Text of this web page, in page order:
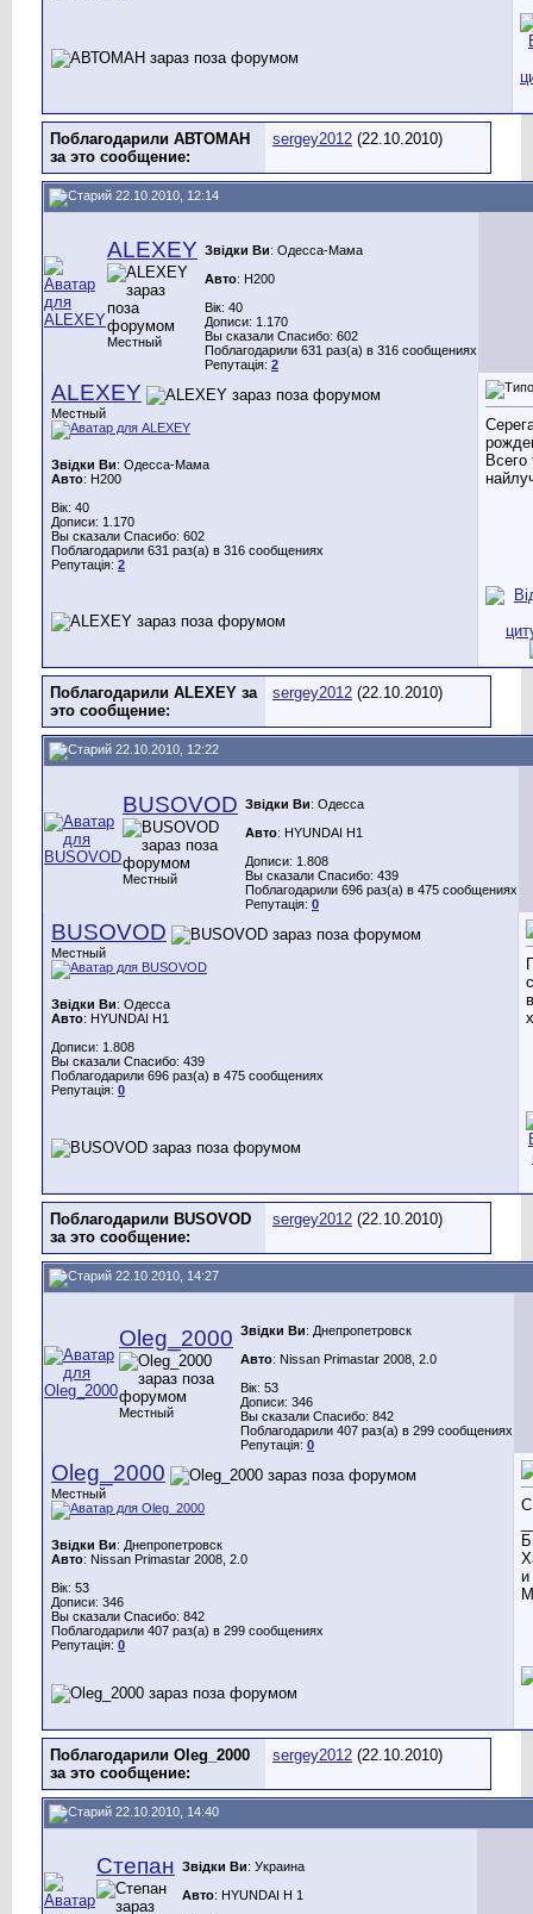
Поблагодарили АВТОМАН
за это сообщение:
sergey2012 (22.10.2010)
22.10.2010, 12:14
ALEXEY
Местный
Звідки Ви: Одесса-Мама
Авто: H200
Вік: 40
Дописи: 1.170
Вы сказали Спасибо: 602
Поблагодарили 631 раз(а) в 316 сообщениях
Репутація: 2
ALEXEY
Местный
Звідки Ви: Одесса-Мама
Авто: H200
Вік: 40
Дописи: 1.170
Вы сказали Спасибо: 602
Поблагодарили 631 раз(а) в 316 сообщениях
Репутація: 2
Всего
Поблагодарили ALEXEY за
это сообщение:
sergey2012 (22.10.2010)
22.10.2010, 12:22
BUSOVOD
Местный
Звідки Ви: Одесса
Авто: HYUNDAI H1
Дописи: 1.808
Вы сказали Спасибо: 439
Поблагодарили 696 раз(а) в 475 сообщениях
Репутація: 0
BUSOVOD
Местный
Звідки Ви: Одесса
Авто: HYUNDAI H1
Дописи: 1.808
Вы сказали Спасибо: 439
Поблагодарили 696 раз(а) в 475 сообщениях
Репутація: 0
Поблагодарили BUSOVOD
за это сообщение:
sergey2012 (22.10.2010)
22.10.2010, 14:27
Oleg_2000
Местный
Звідки Ви: Днепропетровск
Авто: Nissan Primastar 2008, 2.0
Вік: 53
Дописи: 346
Вы сказали Спасибо: 842
Поблагодарили 407 раз(а) в 299 сообщениях
Репутація: 0
Oleg_2000
Местный
Звідки Ви: Днепропетровск
Авто: Nissan Primastar 2008, 2.0
Вік: 53
Дописи: 346
Вы сказали Спасибо: 842
Поблагодарили 407 раз(а) в 299 сообщениях
Репутація: 0
и
Поблагодарили Oleg_2000
за это сообщение:
sergey2012 (22.10.2010)
22.10.2010, 14:40
Степан Звідки Ви: Украина
Авто: HYUNDAI H 1